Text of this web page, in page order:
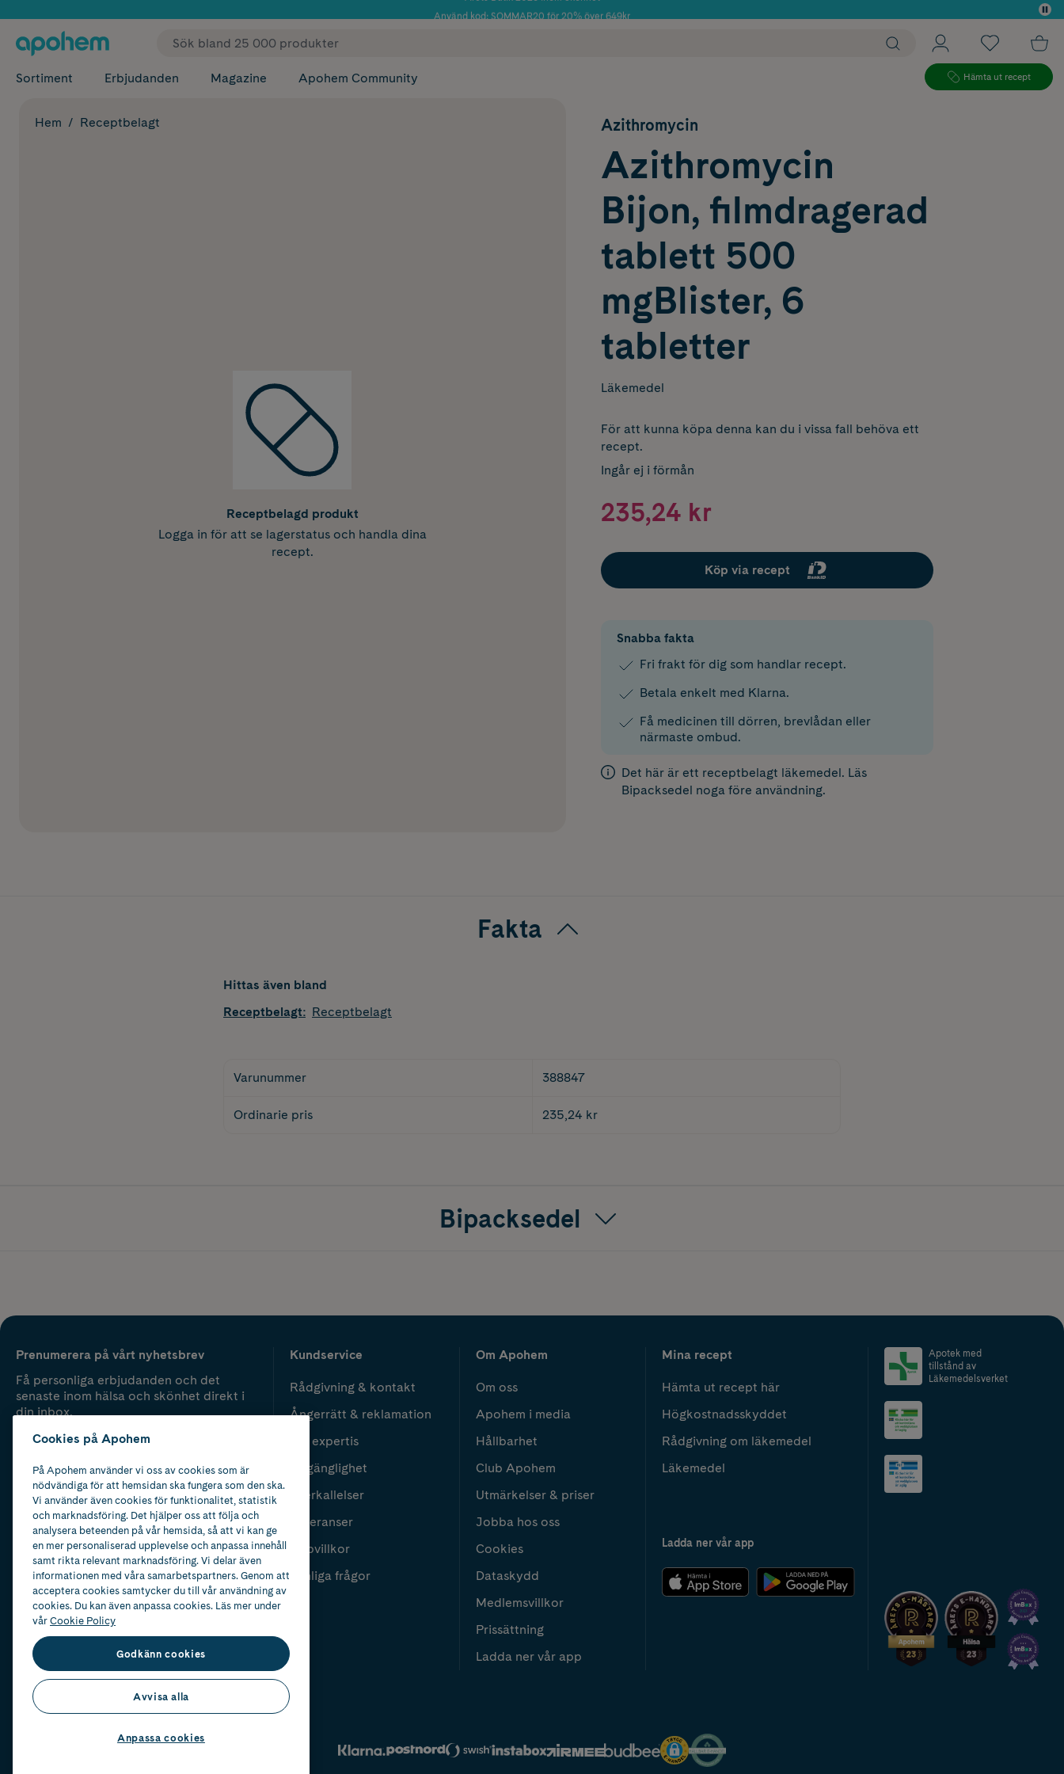
Använd kod: SOMMAR20 för 20% över 649kr
✓ Fri frakt
Sortiment Erbjudanden Magazine Apohem Community Hämta ut recept
Hem Receptbelagt
Receptbelagd produkt
Logga in för att se lagerstatus och handla dina
recept.
Azithromycin
Azithromycin
Bijon, filmdragerad
tablett 500
mgBlister, 6
tabletter
Läkemedel
För att kunna köpa denna kan du i vissa fall behöva ett
recept.
Ingår ej i förmån
235,24 kr
Köp via recept
Snabba fakta
Fri frakt för dig som handlar recept.
Betala enkelt med Klarna.
Få medicinen till dörren, brevlådan eller
närmaste ombud.
Det här är ett receptbelagt läkemedel. Läs
Bipacksedel noga före användning.
Fakta
Hittas även bland
Receptbelagt: Receptbelagt
Varunummer 388847
Ordinarie pris 235,24 kr
Bipacksedel
Prenumerera på vårt nyhetsbrev
Få personliga erbjudanden och det
senaste inom hälsa och skönhet direkt i
din inbox.
Kundservice
Rådgivning & kontakt
Ångerrätt & reklamation
Vår expertis
Tillgänglighet
Återkallelser
Leveranser
Köpvillkor
Vanliga frågor
Om Apohem
Om oss
Apohem i media
Hållbarhet
Club Apohem
Utmärkelser & priser
Jobba hos oss
Cookies
Dataskydd
Medlemsvillkor
Prissättning
Ladda ner vår app
Mina recept
Hämta ut recept här
Högkostnadsskyddet
Rådgivning om läkemedel
Läkemedel
Ladda ner vår app
Apotek med
tillstånd av
Läkemedelsverket
2024
Cookies på Apohem
På Apohem använder vi oss av cookies som är
nödvändiga för att hemsidan ska fungera som den ska.
Vi använder även cookies för funktionalitet, statistik
och marknadsföring. Det hjälper oss att följa och
analysera beteenden på vår hemsida, så att vi kan ge
en mer personaliserad upplevelse och anpassa innehåll
samt rikta relevant marknadsföring. Vi delar även
informationen med våra samarbetspartners. Genom att
acceptera cookies samtycker du till vår användning av
cookies. Du kan även anpassa cookies. Läs mer under
vårCookie Policy
Godkänn cookies
Avvisa alla
Anpassa cookies